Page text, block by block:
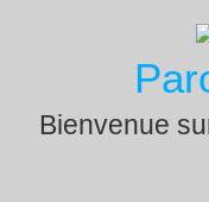
Bienvenue